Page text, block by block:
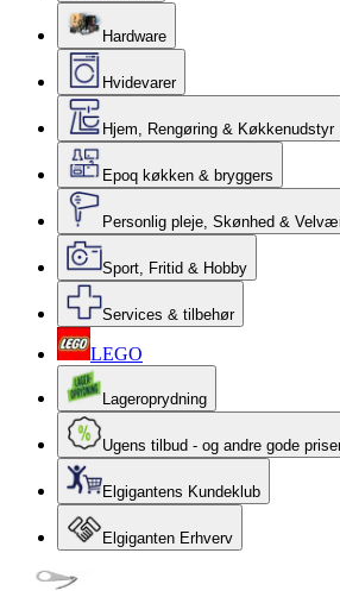
Hardware
Hvidevarer
Hjem, Rengøring & Køkkenudstyr
Epoq køkken & bryggers
Personlig pleje, Skønhed &
Sport, Fritid & Hobby
Services & tilbehør
LEGO
Lageroprydning
Ugens tilbud - og andre gode
Elgigantens Kundeklub
Elgiganten Erhverv